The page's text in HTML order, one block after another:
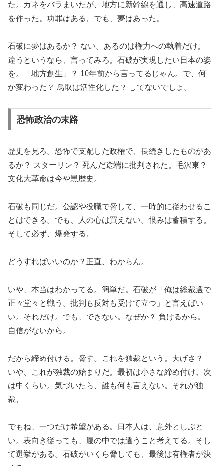
た。カネをバラまいたが、地方に新幹線を通し、高速道路
を作った。功罪はある。でも、夢はあった。
石破に夢はあるか？ ない。あるのは権力への執着だけ。
違うというなら、言ってみろ。石破が実現したい日本の姿
を。「地方創生」？ 10年前から言ってるじゃん。で、何
か変わった？ 鳥取は活性化した？ してないでしょ。
恐怖政治の末路
歴史を見ろ。恐怖で支配した政権で、長続きしたものがあ
るか？ スターリン？ 死んだ途端に批判された。毛沢東？
文化大革命は今や黒歴史。
石破も同じだ。公認や役職で脅して、一時的に従わせるこ
とはできる。でも、人の心は買えない。恨みは蓄積する。
そして必ず、爆発する。
どうすればいいのか？正直、わからん。
いや、本当はわかってる。簡単だ。石破が「俺は総裁選で
正々堂々と戦う。批判も反対も受けて立つ」と言えばい
い。それだけ。でも、できない。なぜか？ 負けるから。
自信がないから。
だから締め付ける。脅す。これを独裁という。大げさ？
いや、これが独裁の始まりだ。最初は小さな締め付け。次
は中くらい。気づいたら、誰も何も言えない。それが独
裁。
でもね、一つだけ希望がある。日本人は、意外としぶと
い。表向き従っても、腹の中では違うこと考えてる。そし
て選挙がある。石破がいくら脅しても、最後は有権者が決